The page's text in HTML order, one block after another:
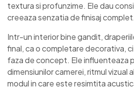
textura si profunzime. Ele dau
creeaza senzatia de finisaj complet.
Intr-un interior bine gandit,
final, ca o completare decorativa,
faza de concept. Ele influenteaza
dimensiunilor camerei, ritmul vizual
modul in care este resimtita